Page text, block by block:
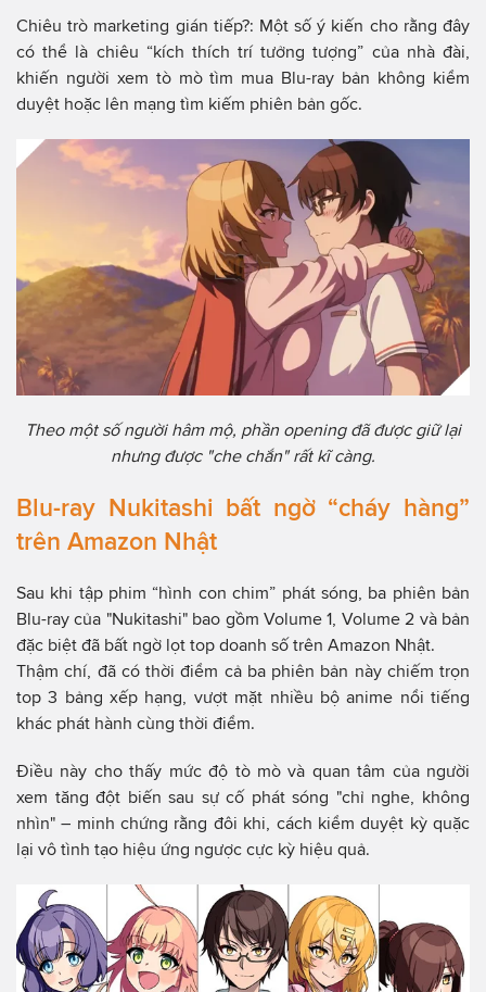
Chiêu trò marketing gián tiếp?: Một số ý kiến cho rằng đây
có thể là chiêu “kích thích trí tưởng tượng” của nhà đài,
khiến người xem tò mò tìm mua Blu-ray bản không kiểm
duyệt hoặc lên mạng tìm kiếm phiên bản gốc.
Theo một số người hâm mộ, phần opening đã được giữ lại
nhưng được "che chắn" rất kĩ càng.
Blu-ray Nukitashi bất ngờ “cháy hàng”
trên Amazon Nhật
Sau khi tập phim “hình con chim” phát sóng, ba phiên bản
Blu-ray của "Nukitashi" bao gồm Volume 1, Volume 2 và bản
đặc biệt đã bất ngờ lọt top doanh số trên Amazon Nhật.
Thậm chí, đã có thời điểm cả ba phiên bản này chiếm trọn
top 3 bảng xếp hạng, vượt mặt nhiều bộ anime nổi tiếng
khác phát hành cùng thời điểm.
Điều này cho thấy mức độ tò mò và quan tâm của người
xem tăng đột biến sau sự cố phát sóng "chỉ nghe, không
nhìn" – minh chứng rằng đôi khi, cách kiểm duyệt kỳ quặc
lại vô tình tạo hiệu ứng ngược cực kỳ hiệu quả.